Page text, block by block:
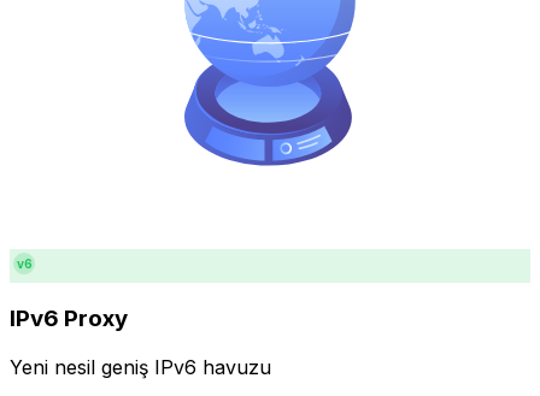
v6
IPv6 Proxy
Yeni nesil geniş IPv6 havuzu